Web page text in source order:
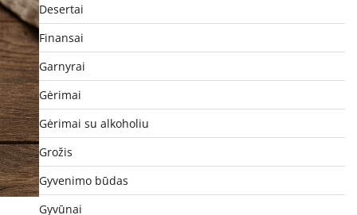
Desertai
Finansai
Garnyrai
Gėrimai
Gėrimai su alkoholiu
Grožis
Gyvenimo būdas
Gyvūnai